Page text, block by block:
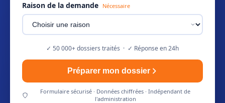
Raison de la demande Nécessaire
✓ 50 000+ dossiers traités · ✓ Réponse en 24h
Préparer mon dossier
Formulaire sécurisé · Données chiffrées · Indépendant de
l'administration